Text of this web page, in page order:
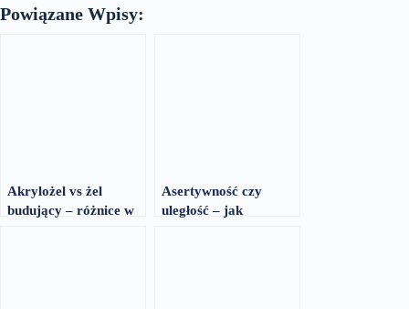
Powiązane Wpisy:
Akrylożel vs żel
budujący – różnice w
Asertywność czy
uległość – jak